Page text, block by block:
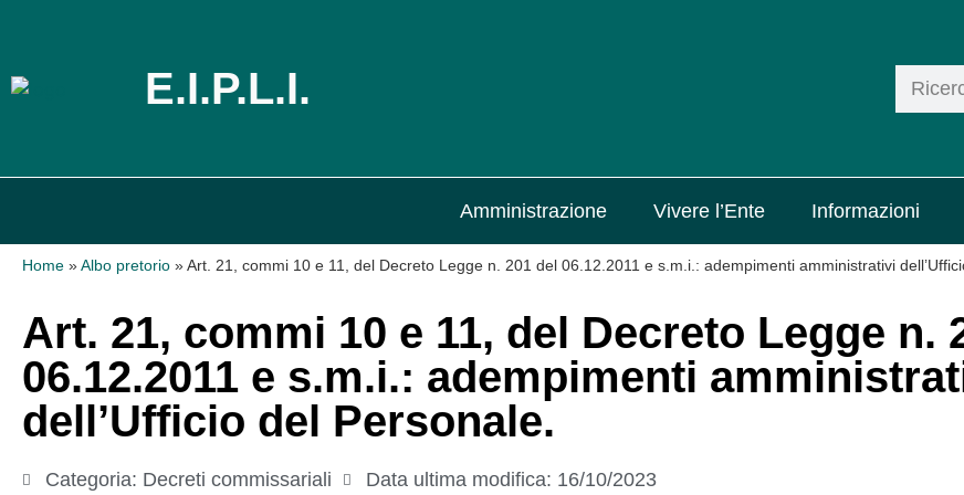
E.I.P.L.I.
Amministrazione Vivere l’Ente Informazioni
Home » Albo pretorio » Art. 21, commi 10 e 11, del Decreto Legge n. 201 del 06.12.2011 e s.m.i.: adempimenti amministrativi
Art. 21, commi 10 e 11, del Decreto Legge n.
06.12.2011 e s.m.i.: adempimenti
dell’Ufficio del Personale.
Categoria: Decreti commissariali Data ultima modifica: 16/10/2023